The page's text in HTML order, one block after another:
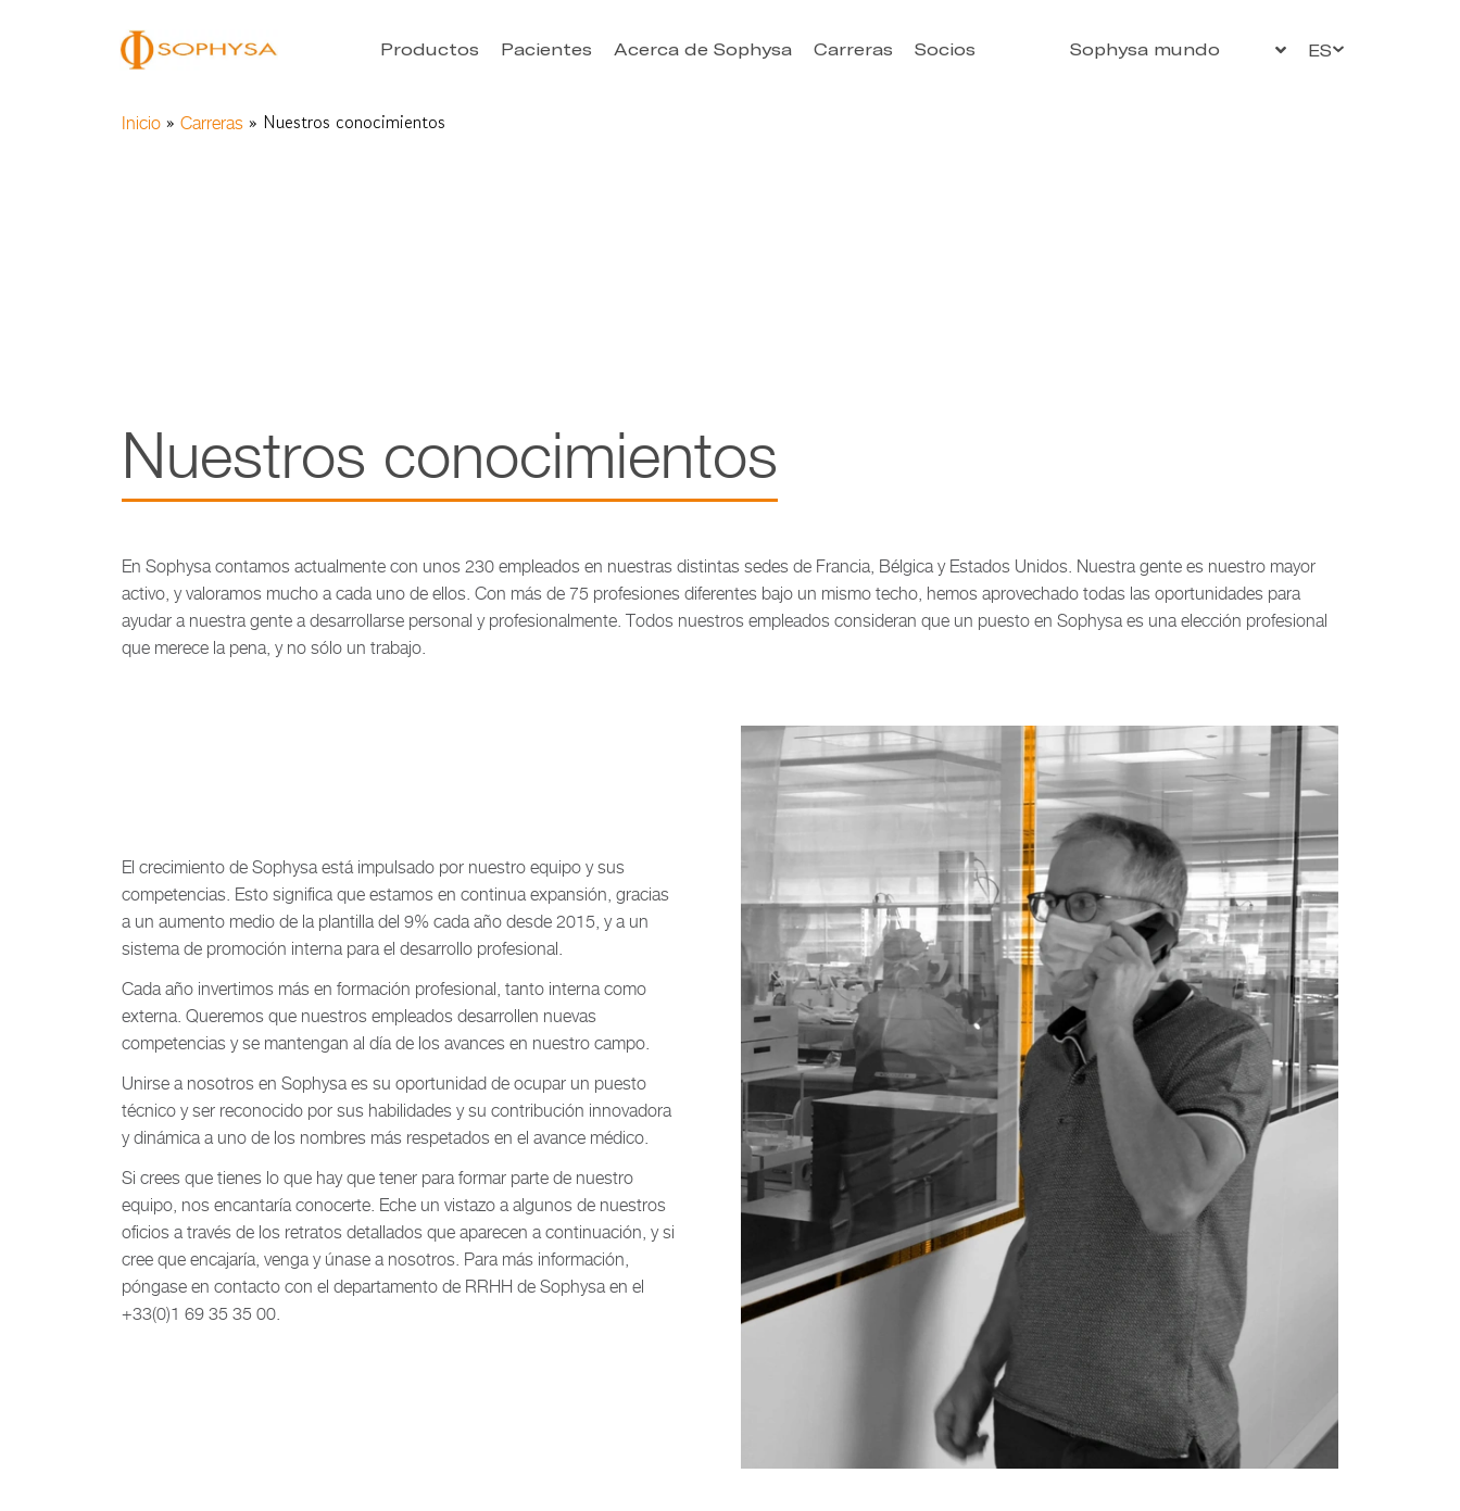
Productos Pacientes Acerca de Sophysa Carreras Socios Sophysa mundo ES
Inicio » Carreras » Nuestros conocimientos
Nuestros conocimientos
En Sophysa contamos actualmente con unos 230 empleados en nuestras distintas sedes de Francia, Bélgica y Estados Unidos. Nuestra gente es nuestro mayor
activo, y valoramos mucho a cada uno de ellos. Con más de 75 profesiones diferentes bajo un mismo techo, hemos aprovechado todas las oportunidades para
ayudar a nuestra gente a desarrollarse personal y profesionalmente. Todos nuestros empleados consideran que un puesto en Sophysa es una elección profesional
que merece la pena, y no sólo un trabajo.
El crecimiento de Sophysa está impulsado por nuestro equipo y sus
competencias. Esto significa que estamos en continua expansión, gracias
a un aumento medio de la plantilla del 9% cada año desde 2015, y a un
sistema de promoción interna para el desarrollo profesional.
Cada año invertimos más en formación profesional, tanto interna como
externa. Queremos que nuestros empleados desarrollen nuevas
competencias y se mantengan al día de los avances en nuestro campo.
Unirse a nosotros en Sophysa es su oportunidad de ocupar un puesto
técnico y ser reconocido por sus habilidades y su contribución innovadora
y dinámica a uno de los nombres más respetados en el avance médico.
Si crees que tienes lo que hay que tener para formar parte de nuestro
equipo, nos encantaría conocerte. Eche un vistazo a algunos de nuestros
oficios a través de los retratos detallados que aparecen a continuación, y si
cree que encajaría, venga y únase a nosotros. Para más información,
póngase en contacto con el departamento de RRHH de Sophysa en el
+33(0)1 69 35 35 00.